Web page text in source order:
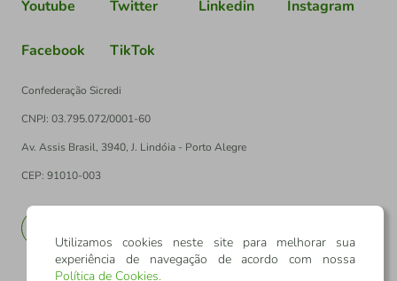
Youtube Twitter Linkedin Instagram
Facebook TikTok
Confederação Sicredi
CNPJ: 03.795.072/0001-60
Av. Assis Brasil, 3940, J. Lindóia - Porto Alegre
CEP: 91010-003
Utilizamos cookies neste site para melhorar sua
experiência de navegação de acordo com nossa
Política de Cookies.